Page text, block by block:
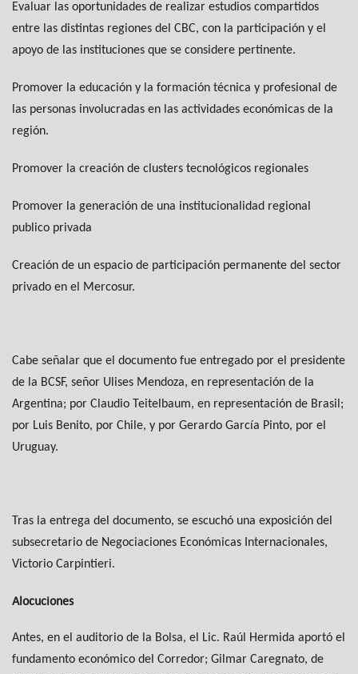
Evaluar las oportunidades de realizar estudios compartidos
entre las distintas regiones del CBC, con la participación y el
apoyo de las instituciones que se considere pertinente.
Promover la educación y la formación técnica y profesional de
las personas involucradas en las actividades económicas de la
región.
Promover la creación de clusters tecnológicos regionales
Promover la generación de una institucionalidad regional
publico privada
Creación de un espacio de participación permanente del sector
privado en el Mercosur.
Cabe señalar que el documento fue entregado por el presidente
de la BCSF, señor Ulises Mendoza, en representación de la
Argentina; por Claudio Teitelbaum, en representación de Brasil;
por Luis Benito, por Chile, y por Gerardo García Pinto, por el
Uruguay.
Tras la entrega del documento, se escuchó una exposición del
subsecretario de Negociaciones Económicas Internacionales,
Victorio Carpintieri.
Alocuciones
Antes, en el auditorio de la Bolsa, el Lic. Raúl Hermida aportó el
fundamento económico del Corredor; Gilmar Caregnato, de